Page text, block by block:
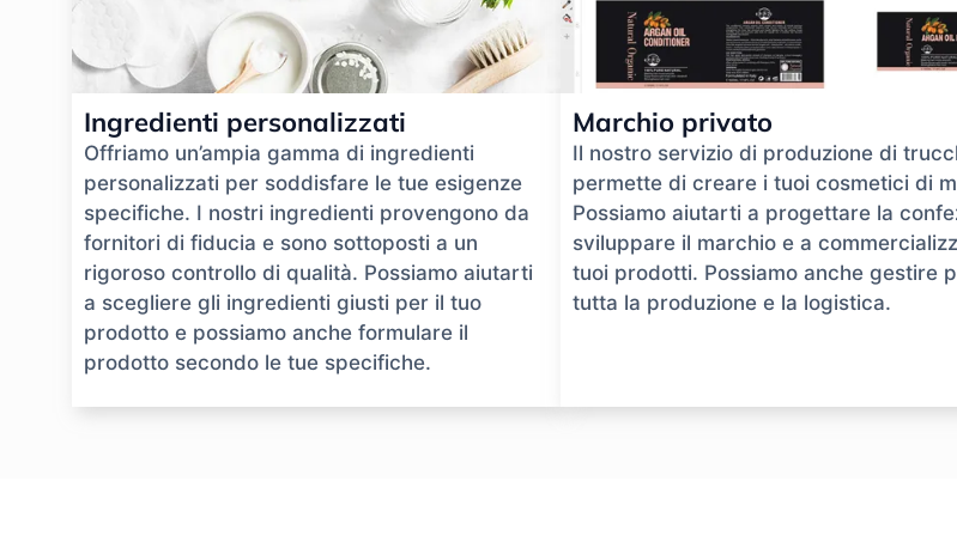
Ingredienti personalizzati
Offriamo un’ampia gamma di ingredienti
personalizzati per soddisfare le tue esigenze
specifiche. I nostri ingredienti provengono da
fornitori di fiducia e sono sottoposti a un
rigoroso controllo di qualità. Possiamo aiutarti
a scegliere gli ingredienti giusti per il tuo
prodotto e possiamo anche formulare il
prodotto secondo le tue specifiche.
Marchio privato
Il nostro servizio di produzione di
permette di creare i tuoi cosmetici di
Possiamo aiutarti a progettare la
sviluppare il marchio e a
tuoi prodotti. Possiamo anche gestire
tutta la produzione e la logistica.